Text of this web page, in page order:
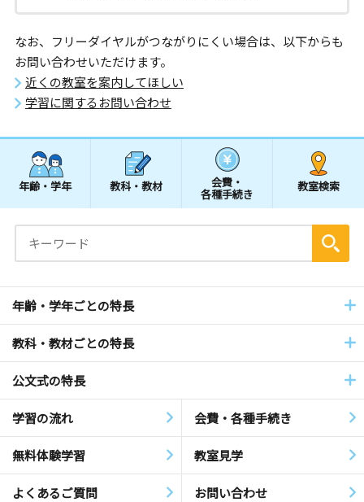
なお、フリーダイヤルがつながりにくい場合は、以下からも
お問い合わせいただけます。
近くの教室を案内してほしい
学習に関するお問い合わせ
年齢・学年 教科・教材 会費・
各種手続き
教室検索
年齢・学年ごとの特長
教科・教材ごとの特長
公文式の特長
学習の流れ 会費・各種手続き
無料体験学習 教室見学
よくあるご質問 お問い合わせ